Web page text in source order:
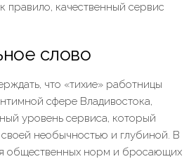
правило, качественный сервис
слово
что «тихие» работницы
сфере Владивостока,
уровень сервиса, который
своей необычностью и глубиной. В
общественных норм и бросающих